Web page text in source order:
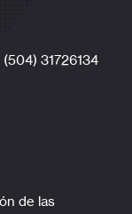
31726134
de las